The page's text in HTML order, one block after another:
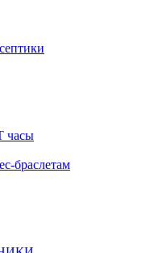
часы
браслетам